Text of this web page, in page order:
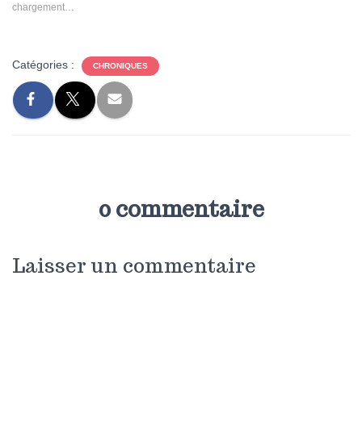
chargement…
Catégories : CHRONIQUES
0 commentaire
Laisser un commentaire